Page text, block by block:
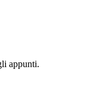
- © 2026
AWS